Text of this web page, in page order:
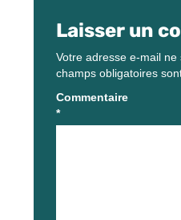
Laisser un
Votre adresse e-mail ne
champs obligatoires
Commentaire
*